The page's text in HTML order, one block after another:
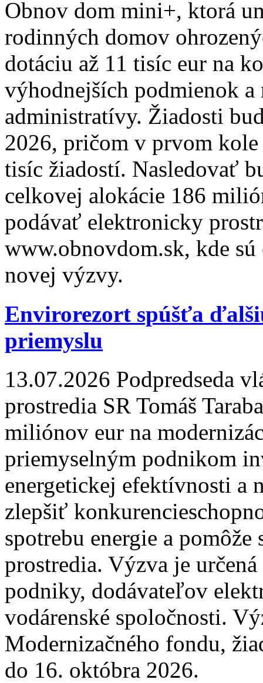
Obnov dom mini+, ktorá
rodinných domov
dotáciu až 11 tisíc eur na
výhodnejších podmienok a
administratívy. Žiadosti
2026, pričom v prvom kole
tisíc žiadostí. Nasledovať
celkovej alokácie 186
podávať elektronicky
www.obnovdom.sk, kde
novej výzvy.
Envirorezort spúšťa
priemyslu
13.07.2026 Podpredseda
prostredia SR Tomáš
miliónov eur na
priemyselným podnikom
energetickej efektívnosti a
zlepšiť
spotrebu energie a
prostredia. Výzva je
podniky, dodávateľov
vodárenské spoločnosti.
Modernizačného fondu,
do 16. októbra 2026.